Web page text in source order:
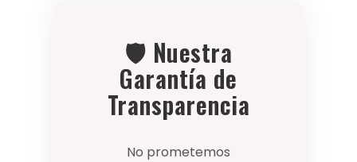
🛡️ Nuestra
Garantía de
Transparencia
No prometemos